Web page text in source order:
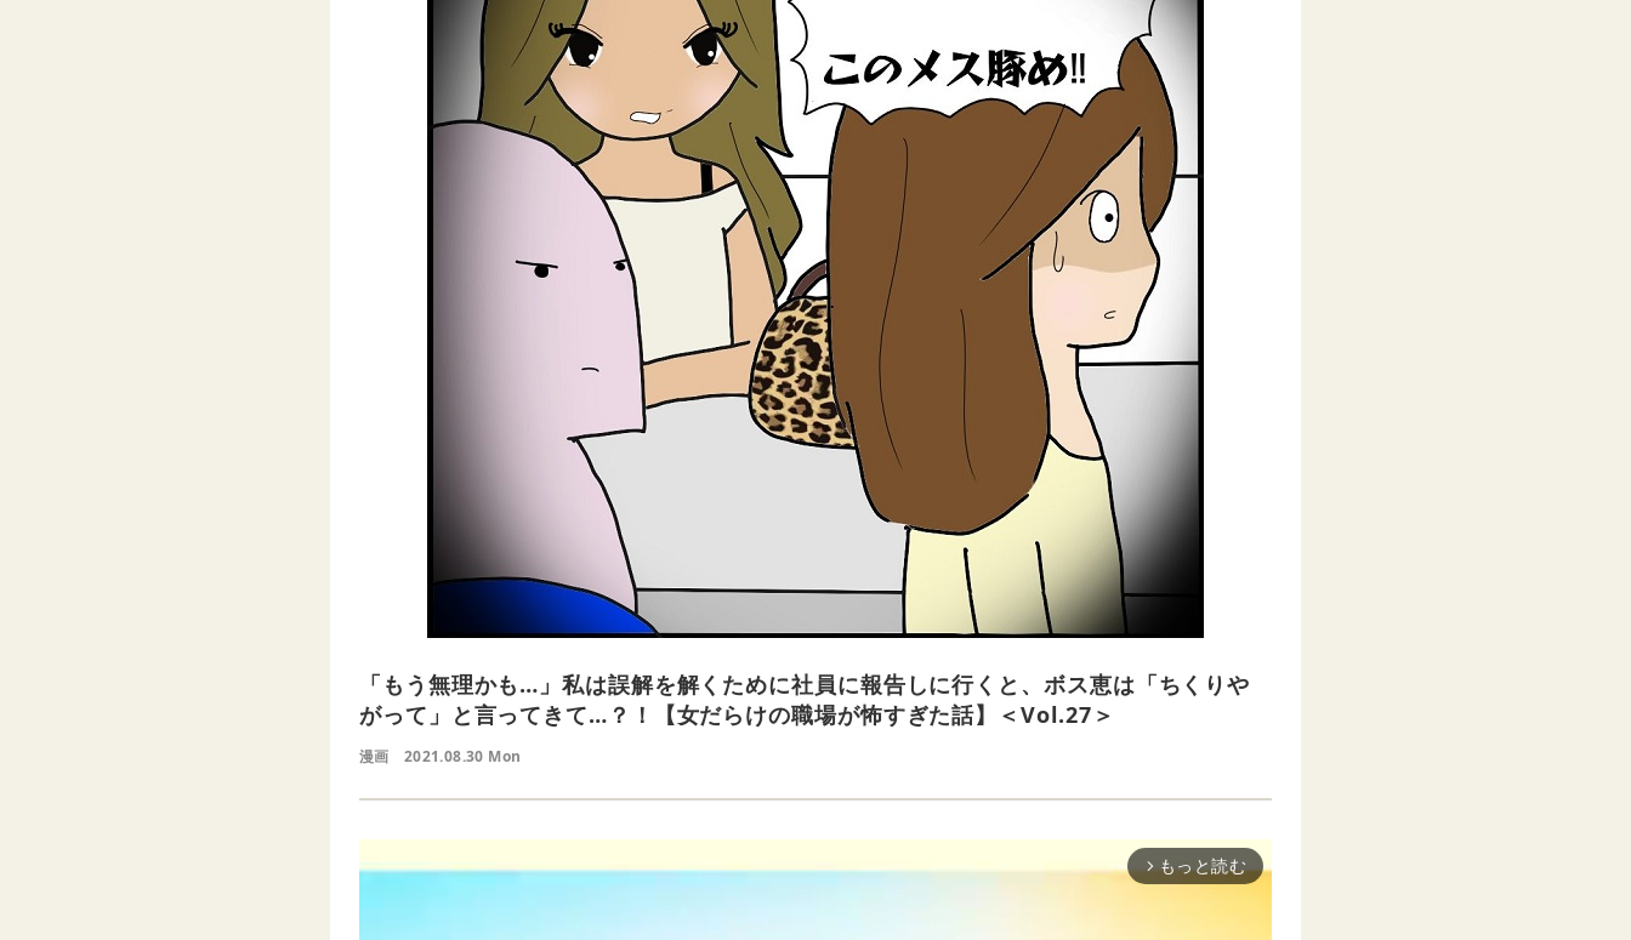
「もう無理かも…」私は誤解を解くために社員に報告しに行くと、ボス恵は「ちくりや
がって」と言ってきて…？！【女だらけの職場が怖すぎた話】＜Vol.27＞
漫画 2021.08.30 Mon
arrow_forward_ios もっと読む